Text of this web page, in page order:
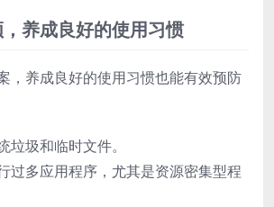
养成良好的使用习惯
，养成良好的使用习惯也能有效预防
垃圾和临时文件。
过多应用程序，尤其是资源密集型程